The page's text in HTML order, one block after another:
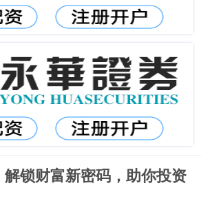
锁财富新密码，助你投资